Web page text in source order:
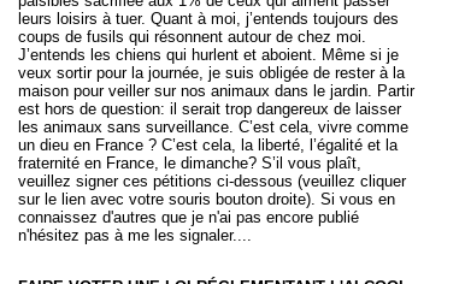
leurs loisirs à tuer. Quant à moi, j’entends toujours des
coups de fusils qui résonnent autour de chez moi.
J’entends les chiens qui hurlent et aboient. Même si je
veux sortir pour la journée, je suis obligée de rester à la
maison pour veiller sur nos animaux dans le jardin. Partir
est hors de question: il serait trop dangereux de laisser
les animaux sans surveillance. C’est cela, vivre comme
un dieu en France ? C’est cela, la liberté, l’égalité et la
fraternité en France, le dimanche? S’il vous plaît,
veuillez signer ces pétitions ci-dessous (veuillez cliquer
sur le lien avec votre souris bouton droite). Si vous en
connaissez d'autres que je n'ai pas encore publié
n'hésitez pas à me les signaler....